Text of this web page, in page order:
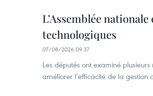
L’Assemblée
technologiques
07/08/2026 09:37
Les députés ont examiné
améliorer l’efficacité de la gestion